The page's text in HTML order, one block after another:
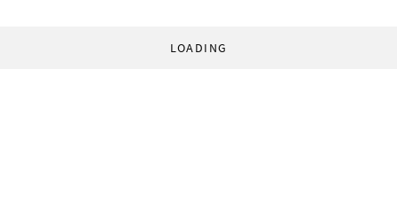
LOADING